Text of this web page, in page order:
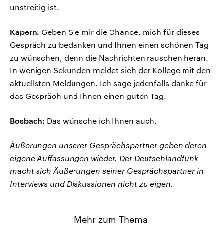
unstreitig ist.
Kapern: Geben Sie mir die Chance, mich für dieses
Gespräch zu bedanken und Ihnen einen schönen Tag
zu wünschen, denn die Nachrichten rauschen heran.
In wenigen Sekunden meldet sich der Kollege mit den
aktuellsten Meldungen. Ich sage jedenfalls danke für
das Gespräch und Ihnen einen guten Tag.
Bosbach: Das wünsche ich Ihnen auch.
Äußerungen unserer Gesprächspartner geben deren
eigene Auffassungen wieder. Der Deutschlandfunk
macht sich Äußerungen seiner Gesprächspartner in
Interviews und Diskussionen nicht zu eigen.
Mehr zum Thema